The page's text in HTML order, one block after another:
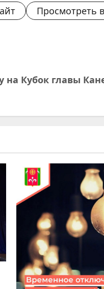
Просмотреть
на Кубок главы